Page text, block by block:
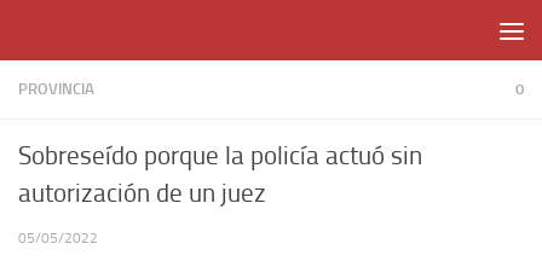
PROVINCIA 0
Sobreseído porque la policía actuó sin
autorización de un juez
05/05/2022